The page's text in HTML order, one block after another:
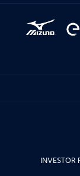
INVESTOR